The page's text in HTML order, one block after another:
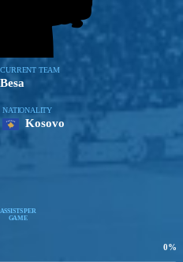
CURRENT TEAM
Besa
NATIONALITY
Kosovo
ASSISTS PER
GAME
0%